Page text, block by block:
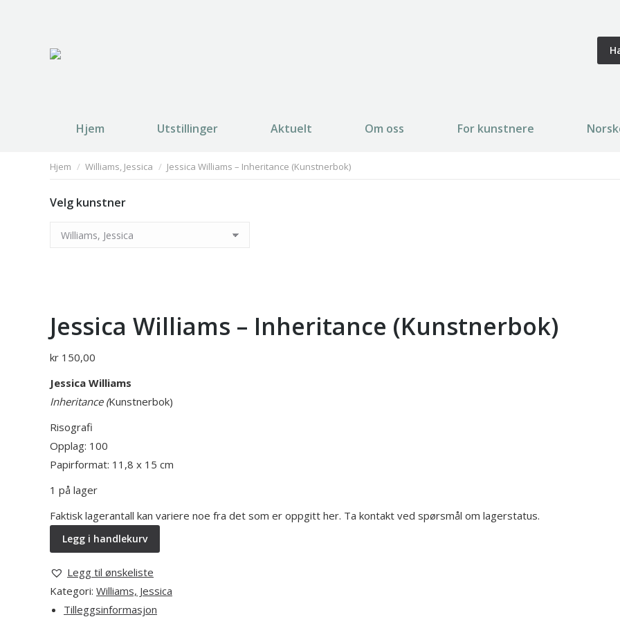
Hjem Utstillinger Aktuelt Om oss For kunstnere
You are here:
Hjem Williams, Jessica Jessica Williams – Inheritance (Kunstnerbok)
Velg kunstner
Jessica Williams – Inheritance (Kunstnerbok)
kr 150,00
Jessica Williams
Inheritance (Kunstnerbok)
Risografi
Opplag: 100
Papirformat: 11,8 x 15 cm
1 på lager
Faktisk lagerantall kan variere noe fra det som er oppgitt her. Ta kontakt ved spørsmål om lagerstatus.
Legg i handlekurv
Legg til ønskeliste
Kategori: Williams, Jessica
Tilleggsinformasjon